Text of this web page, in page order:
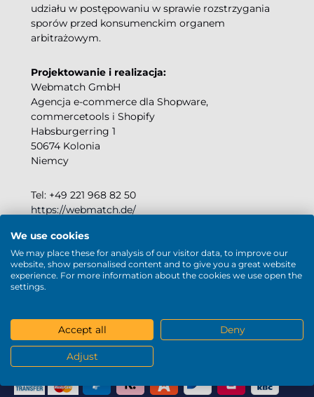
udziału w postępowaniu w sprawie rozstrzygania
sporów przed konsumenckim organem
arbitrażowym.
Projektowanie i realizacja:
Webmatch GmbH
Agencja e-commerce dla Shopware,
commercetools i Shopify
Habsburgerring 1
50674 Kolonia
Niemcy
Tel: +49 221 968 82 50
https://webmatch.de/
Kraj dostawy
Metody płatności
We use cookies
We may place these for analysis of our visitor data, to improve our
website, show personalised content and to give you a great website
experience. For more information about the cookies we use open the
settings.
Accept all Deny
Adjust